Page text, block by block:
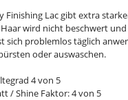
Finishing Lac gibt extra
Haar wird nicht beschwert
sich problemlos täglich
oder auswaschen.
4 von 5
/ Shine Faktor: 4 von 5